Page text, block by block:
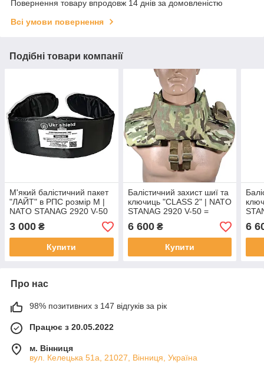
Повернення товару впродовж 14 днів за домовленістю
Всі умови повернення
Подібні товари компанії
М'який балістичний пакет
"ЛАЙТ" в РПС розмір М |
NATO STANAG 2920 V-50
3 000 ₴
Купити
Балістичний захист шиї та
ключиць "CLASS 2" | NATO
STANAG 2920 V-50 =
750.60 м/с | Multicam | Ukr
shield
6 600₴
Купити
|6
Про нас
98% позитивних з 147 відгуків за рік
Працює з 20.05.2022
м. Вінниця
вул. Келецька 51а, 21027, Вінниця, Україна